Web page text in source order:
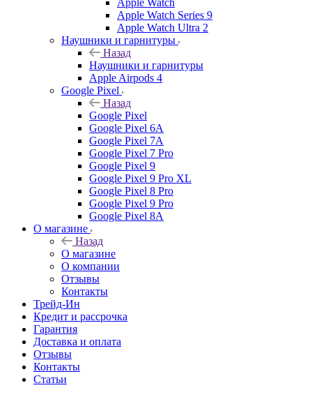
Apple Watch
Apple Watch Series 9
Apple Watch Ultra 2
Наушники и гарнитуры
Назад
Наушники и гарнитуры
Apple Airpods 4
Google Pixel
Назад
Google Pixel
Google Pixel 6A
Google Pixel 7А
Google Pixel 7 Pro
Google Pixel 9
Google Pixel 9 Pro XL
Google Pixel 8 Pro
Google Pixel 9 Pro
Google Pixel 8A
О магазине
Назад
О магазине
О компании
Отзывы
Контакты
Трейд-Ин
Кредит и рассрочка
Гарантия
Доставка и оплата
Отзывы
Контакты
Статьи